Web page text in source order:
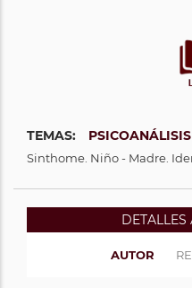
TEMAS: PSICOANÁLISIS
Sinthome. Niño - Madre.
DETALLES
AUTOR